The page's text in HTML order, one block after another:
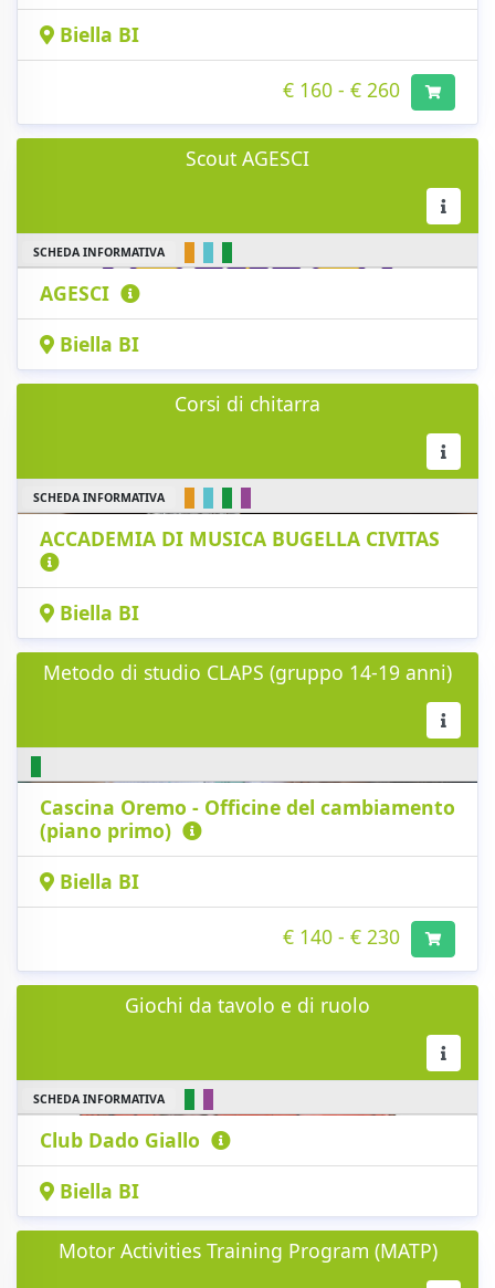
Biella BI
€ 160 - € 260
Scout AGESCI
SCHEDA INFORMATIVA
AGESCI
Biella BI
Corsi di chitarra
SCHEDA INFORMATIVA
ACCADEMIA DI MUSICA BUGELLA CIVITAS
Biella BI
Metodo di studio CLAPS (gruppo 14-19 anni)
Cascina Oremo - Officine del cambiamento
(piano primo)
Biella BI
€ 140 - € 230
Giochi da tavolo e di ruolo
SCHEDA INFORMATIVA
Club Dado Giallo
Biella BI
Motor Activities Training Program (MATP)